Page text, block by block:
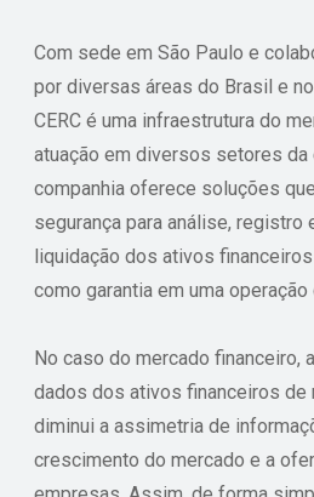
Com sede em São Paulo e
por diversas áreas do Brasil e
CERC é uma infraestrutura do
atuação em diversos setores da
companhia oferece soluções
segurança para análise, registro
liquidação dos ativos
como garantia em uma operação
No caso do mercado financeiro,
dados dos ativos financeiros de
diminui a assimetria de
crescimento do mercado e a